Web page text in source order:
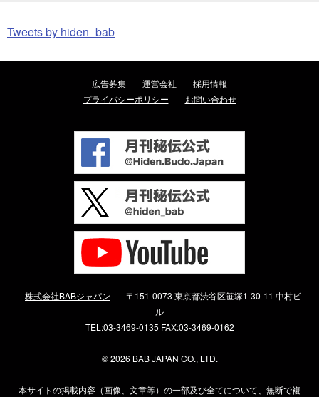
Tweets by hiden_bab
広告募集 運営会社
採用情報
プライバシーポリシー
お問い合わせ
株式会社BABジャパン
〒151-0073 東京都渋谷区笹塚1-30-11 中村ビ
ル
TEL:03-3469-0135 FAX:03-3469-0162
©2026 BAB JAPAN CO., LTD.
本サイトの掲載内容（画像、文章等）の一部及び全てについて、無断で複